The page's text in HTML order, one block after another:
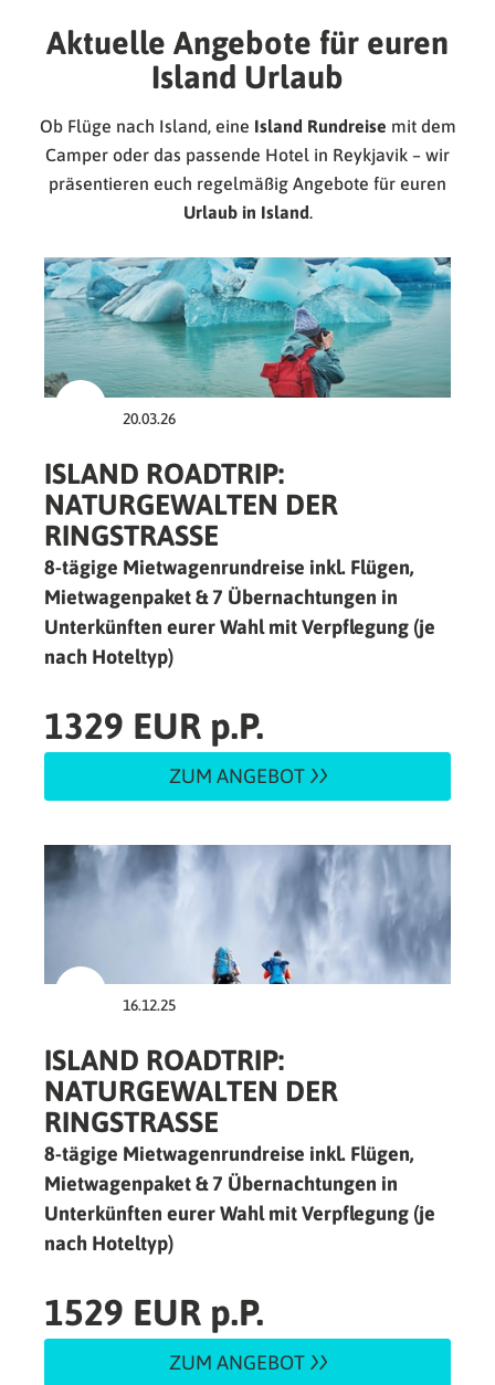
Aktuelle Angebote für euren
Island Urlaub
Ob Flüge nach Island, eine Island Rundreise mit dem
Camper oder das passende Hotel in Reykjavik – wir
präsentieren euch regelmäßig Angebote für euren
Urlaub in Island.
20.03.26
ISLAND ROADTRIP:
NATURGEWALTEN DER
RINGSTRASSE
8-tägige Mietwagenrundreise inkl. Flügen,
Mietwagenpaket & 7 Übernachtungen in
Unterkünften eurer Wahl mit Verpflegung (je
nach Hoteltyp)
1329 EUR p.P.
ZUM ANGEBOT
16.12.25
ISLAND ROADTRIP:
NATURGEWALTEN DER
RINGSTRASSE
8-tägige Mietwagenrundreise inkl. Flügen,
Mietwagenpaket & 7 Übernachtungen in
Unterkünften eurer Wahl mit Verpflegung (je
nach Hoteltyp)
1529 EUR p.P.
ZUM ANGEBOT